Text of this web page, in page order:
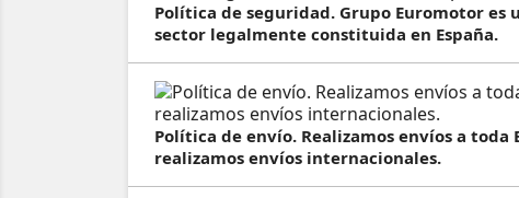
Política de seguridad. Grupo Euromotor es
sector legalmente constituida en España.
Política de envío. Realizamos envíos a toda
realizamos envíos internacionales.